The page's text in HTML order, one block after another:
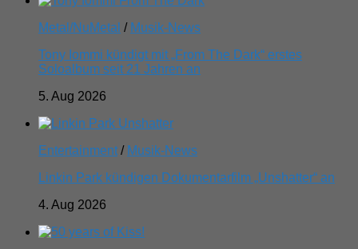
Metal/NuMetal / Musik-News
Tony Iommi kündigt mit „From The Dark“ erstes
Soloalbum seit 21 Jahren an
5. Aug 2026
Entertainment / Musik-News
Linkin Park kündigen Dokumentarfilm „Unshatter“ an
4. Aug 2026